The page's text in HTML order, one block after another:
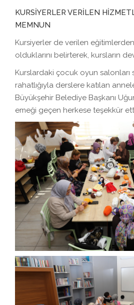
KURSİYERLER VERİLEN
MEMNUN
Kursiyerler de verilen
olduklarını belirterek, kursların
Kurslardaki çocuk oyun
rahatlığıyla derslere katılan
Büyükşehir Belediye Başkanı
emeği geçen herkese teşekkür